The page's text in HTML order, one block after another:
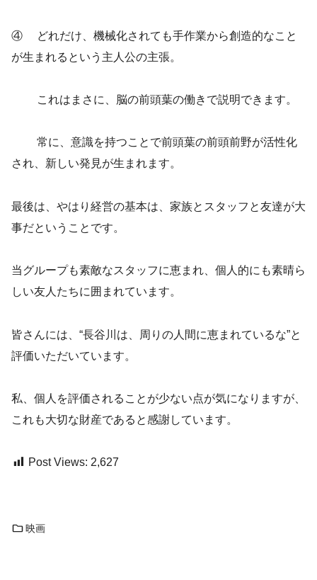
④ どれだけ、機械化されても手作業から創造的なこと
が生まれるという主人公の主張。
これはまさに、脳の前頭葉の働きで説明できます。
常に、意識を持つことで前頭葉の前頭前野が活性化
され、新しい発見が生まれます。
最後は、やはり経営の基本は、家族とスタッフと友達が大
事だということです。
当グループも素敵なスタッフに恵まれ、個人的にも素晴ら
しい友人たちに囲まれています。
皆さんには、“長谷川は、周りの人間に恵まれているな”と
評価いただいています。
私、個人を評価されることが少ない点が気になりますが、
これも大切な財産であると感謝しています。
Post Views: 2,627
映画